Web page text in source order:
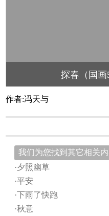
探春（国画
作者:冯天与
我们为您找到其它相关
·夕照幽草
·平安
·下雨了快跑
·秋意